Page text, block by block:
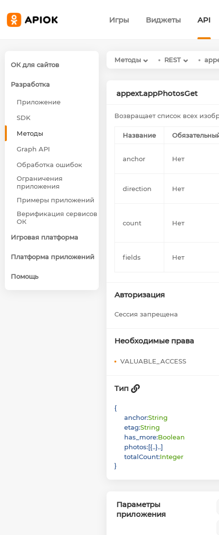
Игры Виджеты API
ОК для сайтов
Разработка
Приложение
SDK
Методы
Graph API
Обработка ошибок
Ограничения
приложения
Примеры приложений
Верификация сервисов
ОК
Игровая платформа
Платформа приложений
Помощь
Методы REST
appext.appPhotosGet
Возвращает список всех
Название
anchor Нет
direction Нет
count Нет
fields Нет
Авторизация
Сессия запрещена
Необходимые права
VALUABLE_ACCESS
Тип
{
anchor:String
etag:String
has_more:Boolean
photos:[{ } ]
totalCount:Integer
}
Параметры
приложения